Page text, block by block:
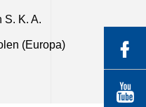
S. K. A.
(Europa)